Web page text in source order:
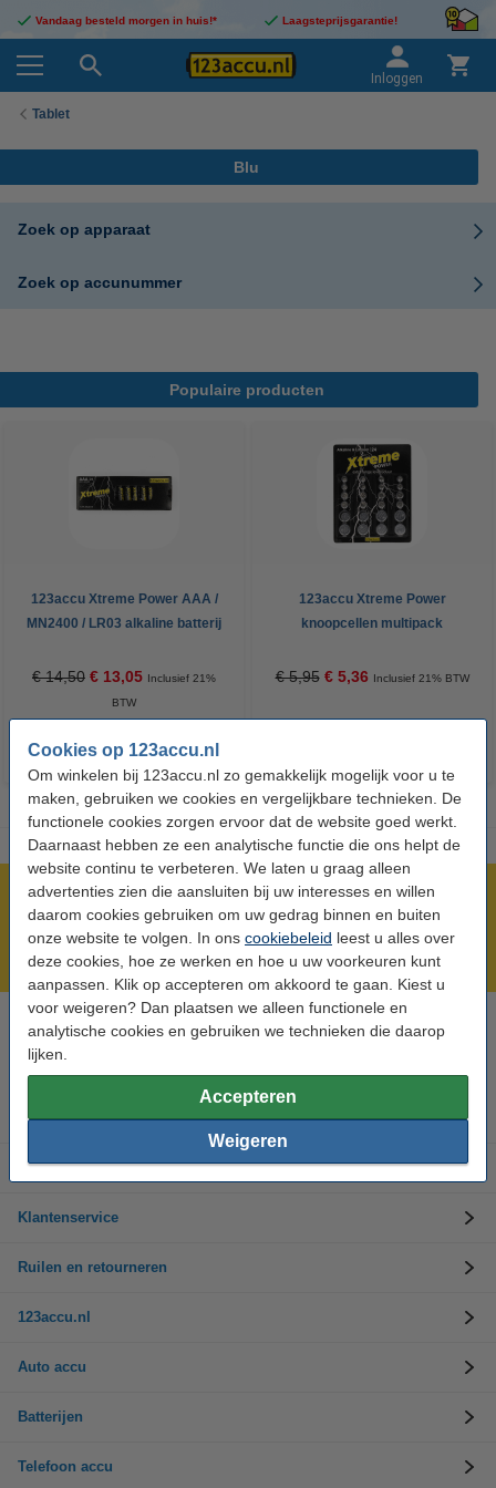
Cookies op 123accu.nl
Om winkelen bij 123accu.nl zo gemakkelijk mogelijk voor u te
maken, gebruiken we cookies en vergelijkbare technieken. De
functionele cookies zorgen ervoor dat de website goed werkt.
Daarnaast hebben ze een analytische functie die ons helpt de
website continu te verbeteren. We laten u graag alleen
advertenties zien die aansluiten bij uw interesses en willen
daarom cookies gebruiken om uw gedrag binnen en buiten
onze website te volgen. In ons cookiebeleid leest u alles over
deze cookies, hoe ze werken en hoe u uw voorkeuren kunt
aanpassen. Klik op accepteren om akkoord te gaan. Kiest u
voor weigeren? Dan plaatsen we alleen functionele en
analytische cookies en gebruiken we technieken die daarop
lijken.
Accepteren
Weigeren
Vandaag besteld morgen in huis!* Laagsteprijsgarantie!
Inloggen
Tablet
Blu
Zoek op apparaat
Zoek op accunummer
Populaire producten
123accu Xtreme Power AAA /
MN2400 / LR03 alkaline batterij
€ 14,50 € 13,05 Inclusief 21%
BTW
123accu Xtreme Power
knoopcellen multipack
€ 5,95 € 5,36 Inclusief 21% BTW
Meer dan 5 miljoen klanten!
Voor 23.59 uur besteld, morgen in huis!
Laagsteprijsgarantie!
Hulp nodig? Bel ons op 0294-787125
Accu's
Opladers
Klantenservice
Ruilen en retourneren
123accu.nl
Auto accu
Batterijen
Telefoon accu